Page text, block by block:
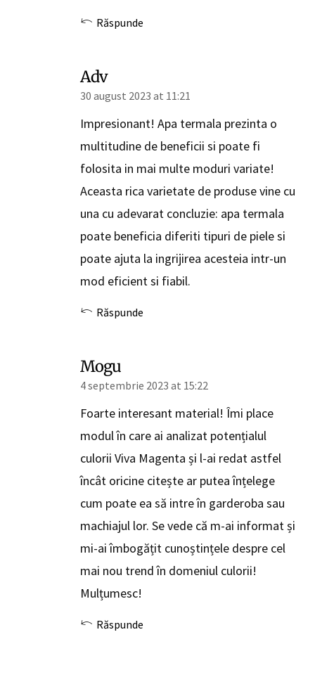
Răspunde
Adv
30 august 2023 at 11:21
Impresionant! Apa termala prezinta o
multitudine de beneficii si poate fi
folosita in mai multe moduri variate!
Aceasta rica varietate de produse vine cu
una cu adevarat concluzie: apa termala
poate beneficia diferiti tipuri de piele si
poate ajuta la ingrijirea acesteia intr-un
mod eficient si fiabil.
Răspunde
Mogu
4 septembrie 2023 at 15:22
Foarte interesant material! Îmi place
modul în care ai analizat potențialul
culorii Viva Magenta și l-ai redat astfel
încât oricine citește ar putea înțelege
cum poate ea să intre în garderoba sau
machiajul lor. Se vede că m-ai informat și
mi-ai îmbogățit cunoștințele despre cel
mai nou trend în domeniul culorii!
Mulțumesc!
Răspunde